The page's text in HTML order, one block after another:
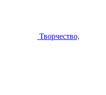
Творчество,